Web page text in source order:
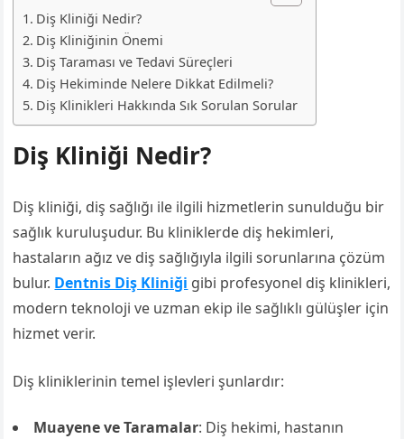
Diş Kliniği Nedir?
Diş Kliniğinin Önemi
Diş Taraması ve Tedavi Süreçleri
Diş Hekiminde Nelere Dikkat Edilmeli?
Diş Klinikleri Hakkında Sık Sorulan Sorular
Diş Kliniği Nedir?
Diş kliniği, diş sağlığı ile ilgili hizmetlerin sunulduğu bir
sağlık kuruluşudur. Bu kliniklerde diş hekimleri,
hastaların ağız ve diş sağlığıyla ilgili sorunlarına çözüm
bulur. Dentnis Diş Kliniği gibi profesyonel diş klinikleri,
modern teknoloji ve uzman ekip ile sağlıklı gülüşler için
hizmet verir.
Diş kliniklerinin temel işlevleri şunlardır:
Muayene ve Taramalar: Diş hekimi, hastanın